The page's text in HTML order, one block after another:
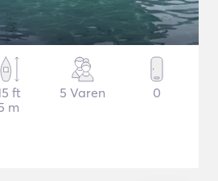
ft
m
5 Varen 0